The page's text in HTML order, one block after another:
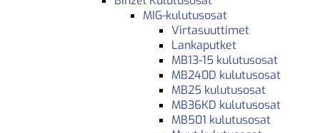
MIG-kulutusosat
Virtasuuttimet
Lankaputket
MB13-15 kulutusosat
MB240D kulutusosat
MB25 kulutusosat
MB36KD kulutusosat
MB501 kulutusosat